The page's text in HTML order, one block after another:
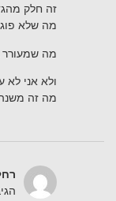
זה חלק
מה שלא
מה שמעורר
ולא אני לא
מה זה